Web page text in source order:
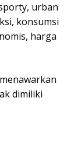
urban
konsumsi
harga
dimiliki